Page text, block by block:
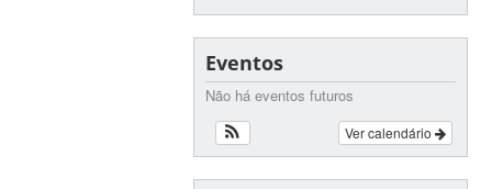
Eventos
Não há eventos futuros
Ver calendário